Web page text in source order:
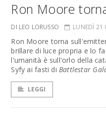
Ron Moore
DI LEO LORUSSO LUNEDÌ 21
Ron Moore torna
brillare di luce propria e lo
l'umanità è sull'orlo della
Syfy ai fasti di Battlestar
LEGGI